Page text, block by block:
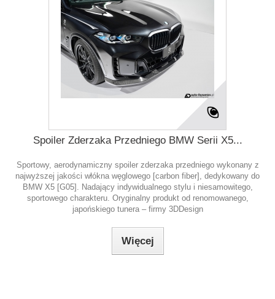
Spoiler Zderzaka Przedniego BMW Serii X5...
Sportowy, aerodynamiczny spoiler zderzaka przedniego wykonany z
najwyższej jakości włókna węglowego [carbon fiber], dedykowany do
BMW X5 [G05]. Nadający indywidualnego stylu i niesamowitego,
sportowego charakteru. Oryginalny produkt od renomowanego,
japońskiego tunera – firmy 3DDesign
Więcej